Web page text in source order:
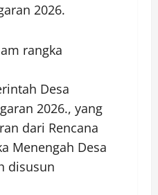
2026.
rangka
Desa
2026., yang
dari Rencana
Menengah Desa
disusun